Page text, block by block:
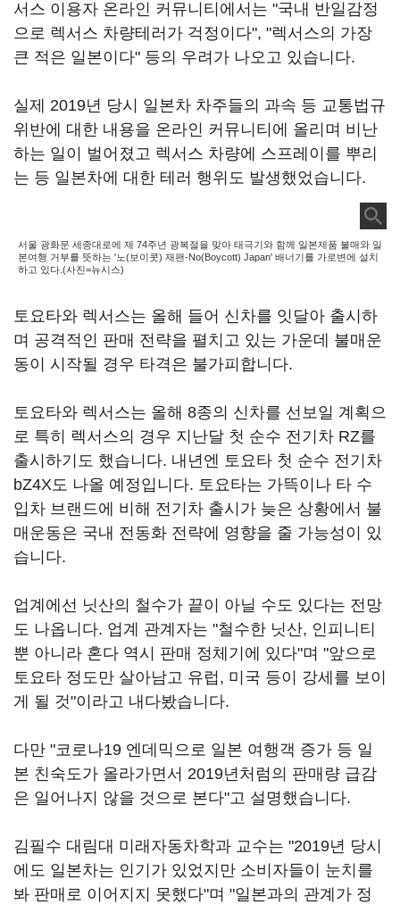
서스 이용자 온라인 커뮤니티에서는 "국내 반일감정
으로 렉서스 차량테러가 걱정이다", "렉서스의 가장
큰 적은 일본이다" 등의 우려가 나오고 있습니다.
실제 2019년 당시 일본차 차주들의 과속 등 교통법규
위반에 대한 내용을 온라인 커뮤니티에 올리며 비난
하는 일이 벌어졌고 렉서스 차량에 스프레이를 뿌리
는 등 일본차에 대한 테러 행위도 발생했었습니다.
서울 광화문 세종대로에 제 74주년 광복절을 맞아 태극기와 함께 일본제품 불매와 일
본여행 거부를 뜻하는 '노(보이콧) 재팬-No(Boycott) Japan' 배너기를 가로변에 설치
하고 있다.(사진=뉴시스)
토요타와 렉서스는 올해 들어 신차를 잇달아 출시하
며 공격적인 판매 전략을 펼치고 있는 가운데 불매운
동이 시작될 경우 타격은 불가피합니다.
토요타와 렉서스는 올해 8종의 신차를 선보일 계획으
로 특히 렉서스의 경우 지난달 첫 순수 전기차 RZ를
출시하기도 했습니다. 내년엔 토요타 첫 순수 전기차
bZ4X도 나올 예정입니다. 토요타는 가뜩이나 타 수
입차 브랜드에 비해 전기차 출시가 늦은 상황에서 불
매운동은 국내 전동화 전략에 영향을 줄 가능성이 있
습니다.
업계에선 닛산의 철수가 끝이 아닐 수도 있다는 전망
도 나옵니다. 업계 관계자는 "철수한 닛산, 인피니티
뿐 아니라 혼다 역시 판매 정체기에 있다"며 "앞으로
토요타 정도만 살아남고 유럽, 미국 등이 강세를 보이
게 될 것"이라고 내다봤습니다.
다만 "코로나19 엔데믹으로 일본 여행객 증가 등 일
본 친숙도가 올라가면서 2019년처럼의 판매량 급감
은 일어나지 않을 것으로 본다"고 설명했습니다.
김필수 대림대 미래자동차학과 교수는 "2019년 당시
에도 일본차는 인기가 있었지만 소비자들이 눈치를
봐 판매로 이어지지 못했다"며 "일본과의 관계가 정